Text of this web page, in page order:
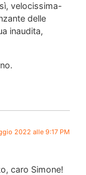
velocissima-
delle
inaudita,
2022 alle 9:17 PM
caro Simone!